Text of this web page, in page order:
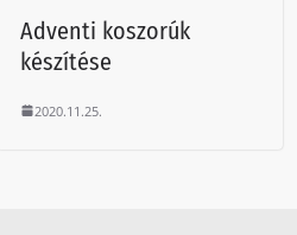
Adventi koszorúk
készítése
2020.11.25.